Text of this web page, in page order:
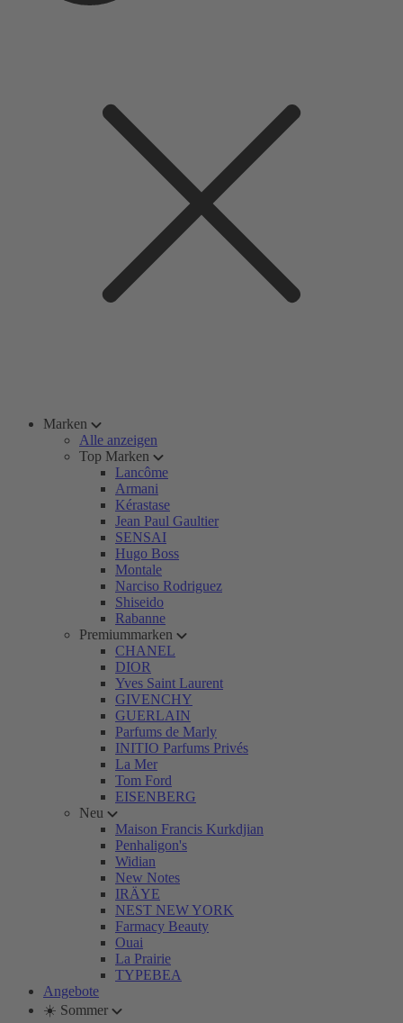
Marken
Alle anzeigen
Top Marken
Lancôme
Armani
Kérastase
Jean Paul Gaultier
SENSAI
Hugo Boss
Montale
Narciso Rodriguez
Shiseido
Rabanne
Premiummarken
CHANEL
DIOR
Yves Saint Laurent
GIVENCHY
GUERLAIN
Parfums de Marly
INITIO Parfums Privés
La Mer
Tom Ford
EISENBERG
Neu
Maison Francis Kurkdjian
Penhaligon's
Widian
New Notes
IRÄYE
NEST NEW YORK
Farmacy Beauty
Ouai
La Prairie
TYPEBEA
Angebote
☀️ Sommer